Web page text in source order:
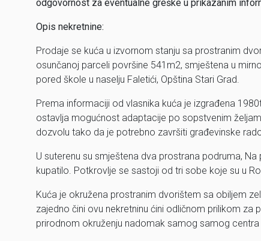
odgovornost za eventualne greške u prikazanim
Opis nekretnine:
Prodaje se kuća u izvornom stanju sa prostranim
osunčanoj parceli površine 541m2, smještena u
pored škole u naselju Faletići, Opština Stari Grad.
Prema informaciji od vlasnika kuća je izgrađena
ostavlja mogućnost adaptacije po sopstvenim
dozvolu tako da je potrebno završiti građevinske
U suterenu su smještena dva prostrana podruma,
kupatilo. Potkrovlje se sastoji od tri sobe koje su u
Kuća je okružena prostranim dvorištem sa obiljem
zajedno čini ovu nekretninu ćini odličnom prilikom za
prirodnom okruženju nadomak samog samog centra